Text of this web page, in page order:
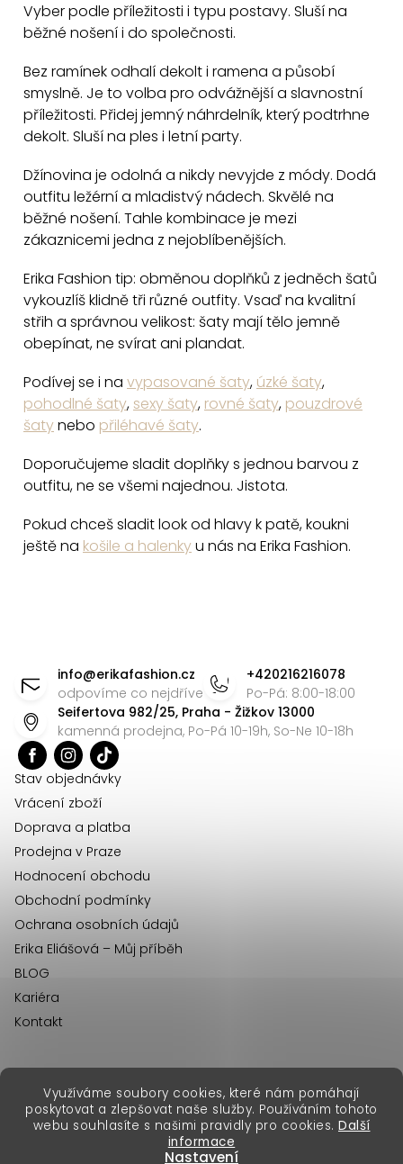
Využíváme soubory cookies, které nám pomáhají
poskytovat a zlepšovat naše služby. Používáním tohoto
webu souhlasíte s našimi pravidly pro cookies. Další
informace
Nastavení
á
a
c
í
p
r
v
k
y
ý
p
i
s
u
Vyber podle příležitosti i typu postavy. Sluší na
běžné nošení i do společnosti.
Bez ramínek odhalí dekolt i ramena a působí
smyslně. Je to volba pro odvážnější a slavnostní
příležitosti. Přidej jemný náhrdelník, který podtrhne
dekolt. Sluší na ples i letní party.
Džínovina je odolná a nikdy nevyjde z módy. Dodá
outfitu ležérní a mladistvý nádech. Skvělé na
běžné nošení. Tahle kombinace je mezi
zákaznicemi jedna z nejoblíbenějších.
Erika Fashion tip: obměnou doplňků z jedněch šatů
vykouzlíš klidně tři různé outfity. Vsaď na kvalitní
střih a správnou velikost: šaty mají tělo jemně
obepínat, ne svírat ani plandat.
Podívej se i na vypasované šaty, úzké šaty,
pohodlné šaty, sexy šaty, rovné šaty, pouzdrové
šatynebo přiléhavé šaty.
Doporučujeme sladit doplňky s jednou barvou z
outfitu, ne se všemi najednou. Jistota.
Pokud chceš sladit look od hlavy k patě, koukni
ještě na košile a halenkyu nás na Erika Fashion.
info@erikafashion.cz
odpovíme co nejdříve
+420216216078
Po-Pá: 8:00-18:00
Seifertova 982/25, Praha - Žižkov 13000
kamenná prodejna, Po-Pá 10-19h, So-Ne 10-18h
Stav objednávky
Vrácení zboží
Doprava a platba
Prodejna v Praze
Hodnocení obchodu
Obchodní podmínky
Ochrana osobních údajů
Erika Eliášová – Můj příběh
BLOG
Kariéra
Kontakt
Vytvořil Shoptet Premium
Copyright 2026Erika Fashion. Všechna práva vyhrazena.
erikafashion.sk